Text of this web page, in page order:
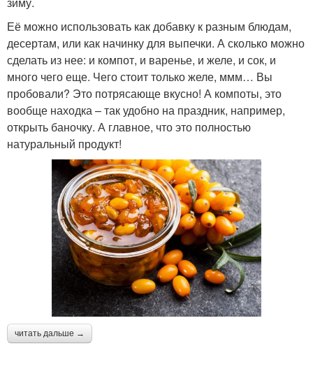
Её можно использовать как добавку к разным блюдам,
десертам, или как начинку для выпечки. А сколько можно
сделать из нее: и компот, и варенье, и желе, и сок, и
много чего еще. Чего стоит только желе, ммм… Вы
пробовали? Это потрясающе вкусно! А компоты, это
вообще находка – так удобно на праздник, например,
открыть баночку. А главное, что это полностью
натуральный продукт!
читать дальше →